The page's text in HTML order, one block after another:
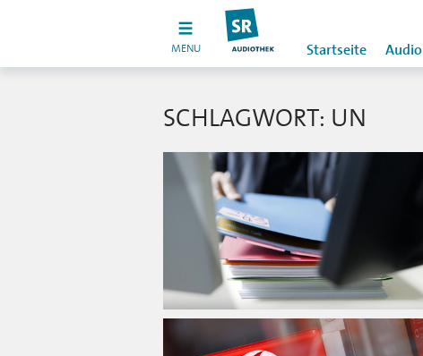
MENU Startseite Audio
SCHLAGWORT: UN